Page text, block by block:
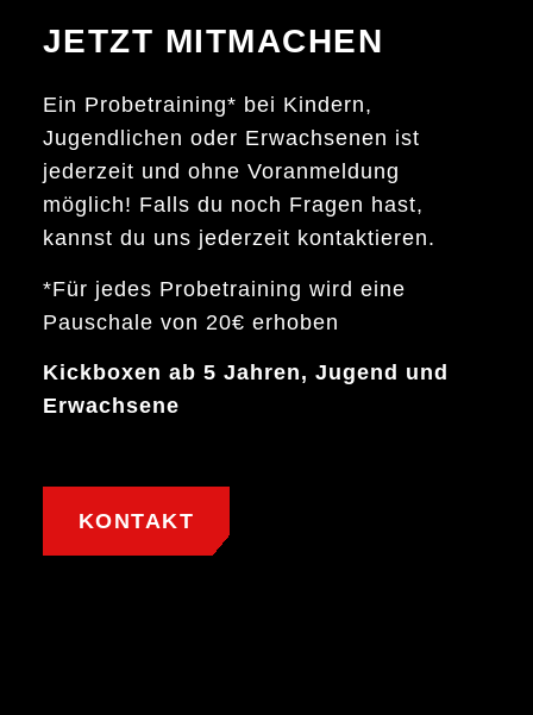
JETZT MITMACHEN
Ein Probetraining* bei Kindern,
Jugendlichen oder Erwachsenen ist
jederzeit und ohne Voranmeldung
möglich! Falls du noch Fragen hast,
kannst du uns jederzeit kontaktieren.
*Für jedes Probetraining wird eine
Pauschale von 20€ erhoben
Kickboxen ab 5 Jahren, Jugend und
Erwachsene
KONTAKT